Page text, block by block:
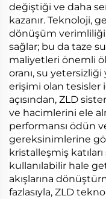
değiştiği ve daha
kazanır. Teknoloji,
dönüşüm verimliliği
sağlar; bu da taze
maliyetleri önemli
oranı, su yetersizliği
erişimi olan tesisler
açısından, ZLD
ve hacimlerini ele
performansı ödün
gereksinimlerine
kristalleşmiş
kullanılabilir hale
akışlarına
fazlasıyla, ZLD